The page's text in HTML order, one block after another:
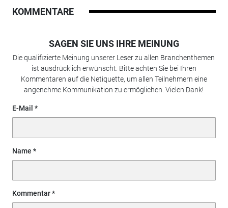
KOMMENTARE
SAGEN SIE UNS IHRE MEINUNG
Die qualifizierte Meinung unserer Leser zu allen Branchenthemen
ist ausdrücklich erwünscht. Bitte achten Sie bei Ihren
Kommentaren auf die Netiquette, um allen Teilnehmern eine
angenehme Kommunikation zu ermöglichen. Vielen Dank!
E-Mail
Name
Kommentar